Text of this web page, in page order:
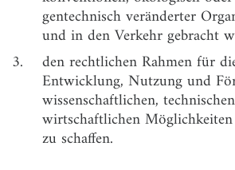
Zweiter Teil
Gentechnische Arbeiten in
Sicherheitsstufen,
Genehmigung, Anzeige und
gentechnischen Anlagen und
gentechnischen Arbeiten
gentechnisch veränderter
und in den Verkehr gebracht
3.
den rechtlichen Rahmen für
Entwicklung, Nutzung und
wissenschaftlichen,
wirtschaftlichen
zu schaffen.